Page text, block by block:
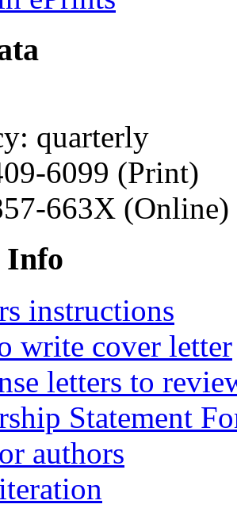
quarterly
6099 (Print)
663X (Online)
Info
instructions
write cover letter
letters to
Statement
authors